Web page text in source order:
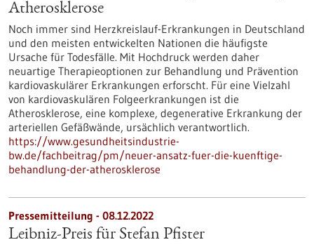
Atherosklerose
Noch immer sind Herzkreislauf-Erkrankungen in Deutschland
und den meisten entwickelten Nationen die häufigste
Ursache für Todesfälle. Mit Hochdruck werden daher
neuartige Therapieoptionen zur Behandlung und Prävention
kardiovaskulärer Erkrankungen erforscht. Für eine Vielzahl
von kardiovaskulären Folgeerkrankungen ist die
Atherosklerose, eine komplexe, degenerative Erkrankung der
arteriellen Gefäßwände, ursächlich verantwortlich.
https://www.gesundheitsindustrie-
bw.de/fachbeitrag/pm/neuer-ansatz-fuer-die-kuenftige-
behandlung-der-atherosklerose
Pressemitteilung - 08.12.2022
Leibniz-Preis für Stefan Pfister